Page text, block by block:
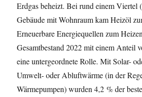
Erdgas beheizt. Bei rund einem Viertel
Gebäude mit Wohnraum kam Heizöl
Erneuerbare Energiequellen zum
Gesamtbestand 2022 mit einem Anteil
eine untergeordnete Rolle. Mit Solar-
Umwelt- oder Abluftwärme (in der
Wärmepumpen) wurden 4,2 % der